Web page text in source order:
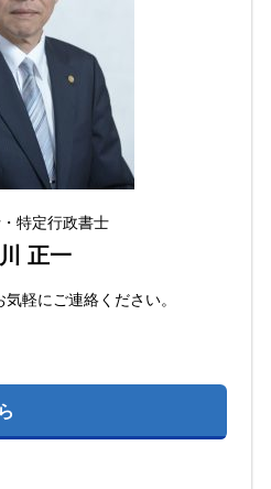
特定行政書士
正一
軽にご連絡ください。